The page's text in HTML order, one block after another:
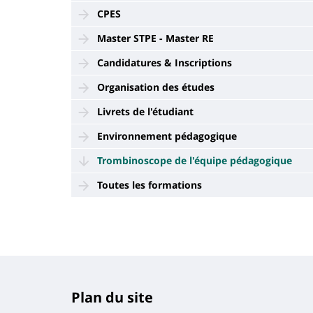
CPES
Master STPE - Master RE
Candidatures & Inscriptions
Organisation des études
Livrets de l'étudiant
Environnement pédagogique
Trombinoscope de l'équipe pédagogique
Toutes les formations
Plan du site